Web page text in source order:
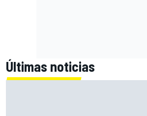
Últimas noticias